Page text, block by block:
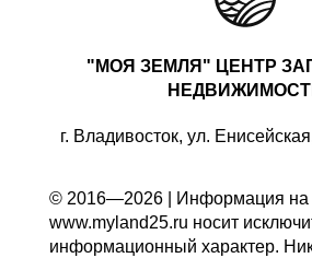
"МОЯ ЗЕМЛЯ" ЦЕНТР
г. Владивосток, ул.
© 2016—2026 | Информация на
www.myland25.ru носит
информационный характер.